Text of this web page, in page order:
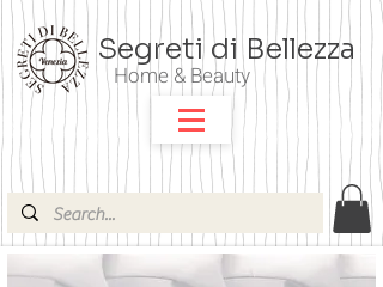
Segreti di Bellezza
Home & Beauty